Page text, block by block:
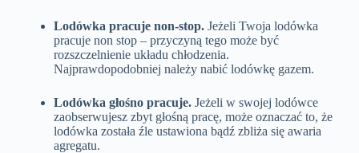
Lodówka pracuje non-stop.Jeżeli Twoja lodówka
pracuje non stop – przyczyną tego może być
rozszczelnienie układu chłodzenia.
Najprawdopodobniej należy nabić lodówkę gazem.
Lodówka głośno pracuje.Jeżeli w swojej lodówce
zaobserwujesz zbyt głośną pracę, może oznaczać to, że
lodówka została źle ustawiona bądź zbliża się awaria
agregatu.